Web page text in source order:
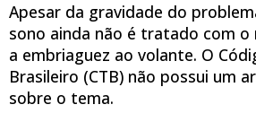
Apesar da gravidade do
sono ainda não é tratado com o
a embriaguez ao volante. O
Brasileiro (CTB) não possui um
sobre o tema.